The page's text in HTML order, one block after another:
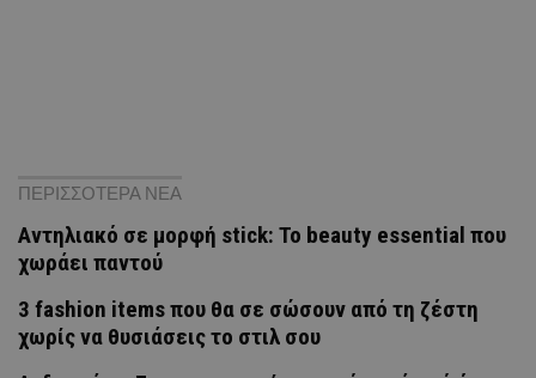
ΠΕΡΙΣΣΟΤΕΡΑ ΝΕΑ
Αντηλιακό σε μορφή stick: Το beauty essential που
χωράει παντού
3 fashion items που θα σε σώσουν από τη ζέστη
χωρίς να θυσιάσεις το στιλ σου